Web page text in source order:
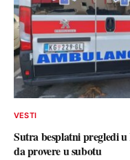
VESTI
Sutra besplatni pregledi
da provere u subotu